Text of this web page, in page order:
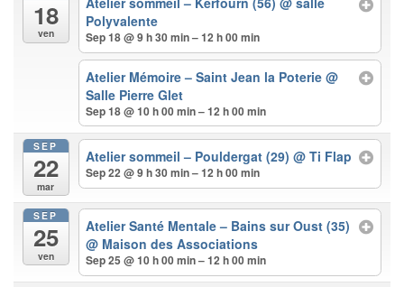
18
ven
Polyvalente
Sep 18 @ 9 h 30 min – 12 h 00 min
Atelier Mémoire – Saint Jean la Poterie@
Salle Pierre Glet
Sep 18 @ 10 h 00 min – 12 h 00 min
SEP
22
mar
Atelier sommeil – Pouldergat (29)@ Ti Flap
Sep 22 @ 9 h 30 min – 12 h 00 min
SEP
25
ven
Atelier Santé Mentale – Bains sur Oust (35)
@ Maison des Associations
Sep 25 @ 10 h 00 min – 12 h 00 min